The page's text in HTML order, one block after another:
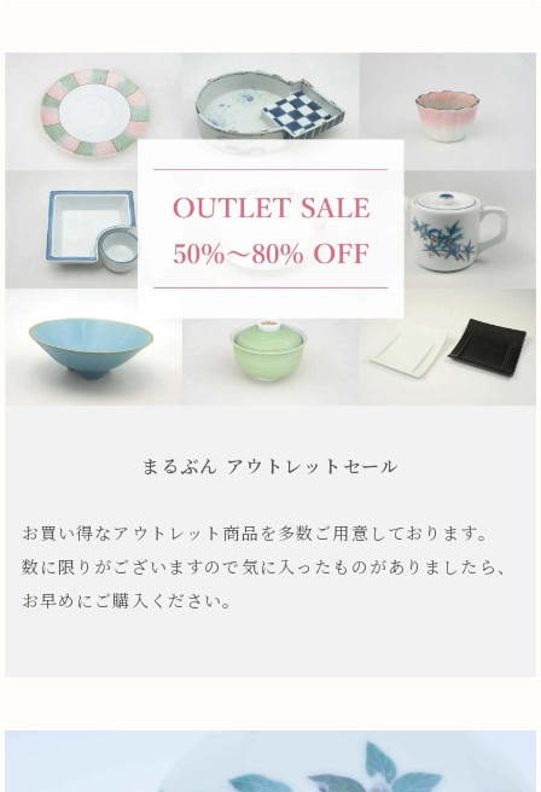
まるぶん アウトレットセール
お買い得なアウトレット商品を多数ご用意しております。
数に限りがございますので気に入ったものがありましたら、
お早めにご購入ください。